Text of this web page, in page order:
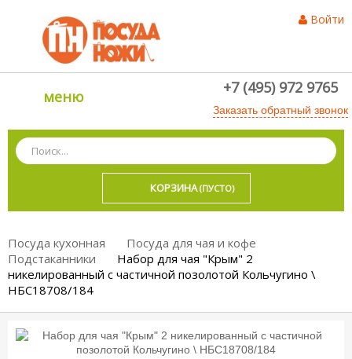
Войти
меню +7 (495) 972 9765
Заказать обратный звонок
КОРЗИНА (ПУСТО)
Посуда кухонная
Посуда для чая и кофе
Подстаканники
Набор для чая "Крым" 2
никелированный с частичной позолотой Кольчугино \
НБС18708/184